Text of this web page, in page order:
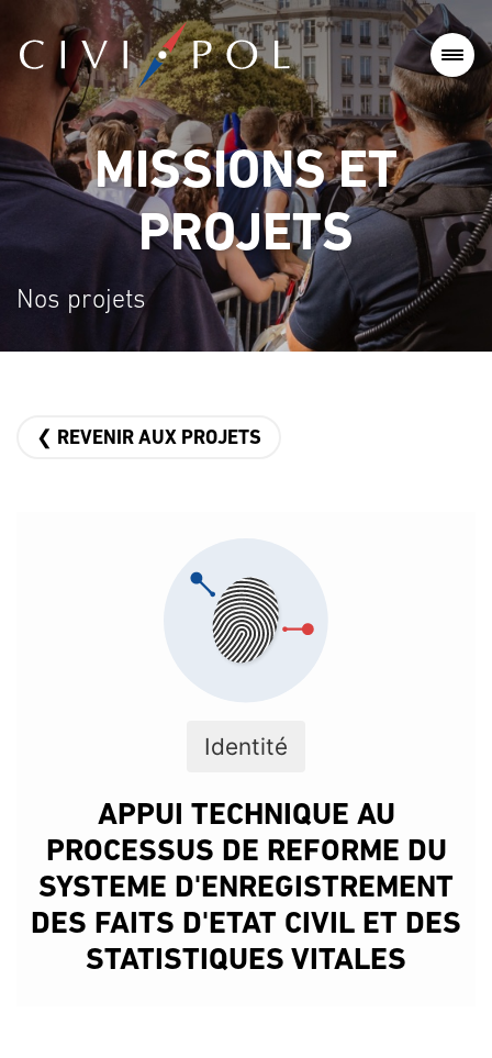
MISSIONS ET
PROJETS
Nos projets
❮ REVENIR AUX PROJETS
Identité
APPUI TECHNIQUE AU
PROCESSUS DE REFORME DU
SYSTEME D'ENREGISTREMENT
DES FAITS D'ETAT CIVIL ET DES
STATISTIQUES VITALES